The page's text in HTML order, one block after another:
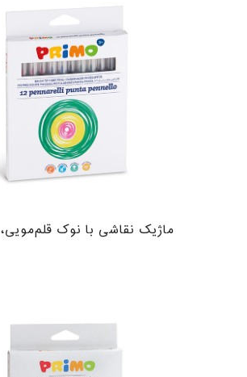
ماژیک نقاشی با نوک قلم‌مویی، 12رنگ